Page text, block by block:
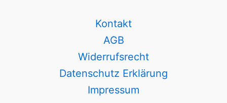
Kontakt
AGB
Widerrufsrecht
Datenschutz Erklärung
Impressum